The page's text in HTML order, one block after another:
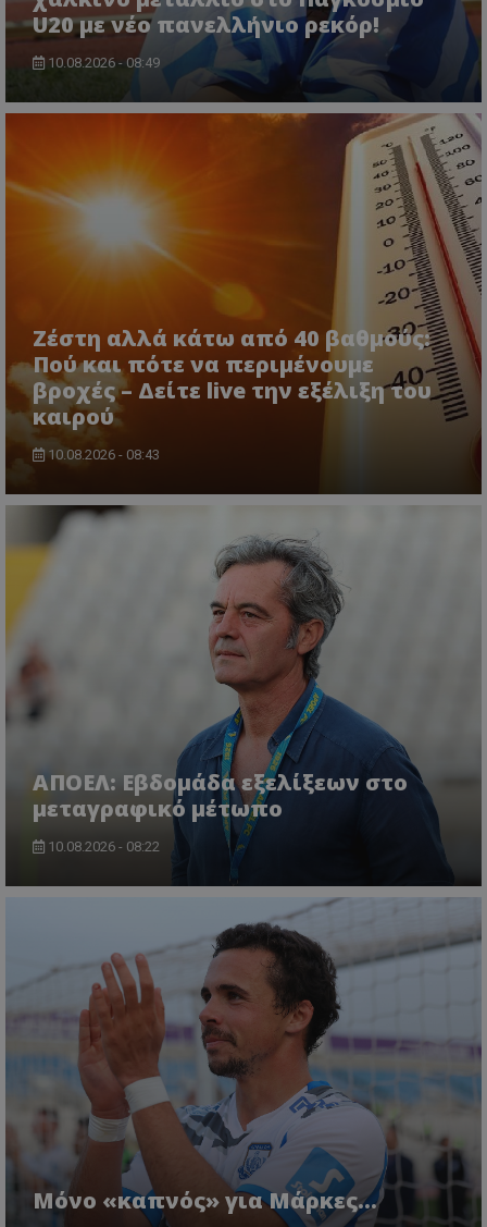
U20 με νέο πανελλήνιο ρεκόρ!
10.08.2026 - 08:49
Ζέστη αλλά κάτω από 40 βαθμούς:
Πού και πότε να περιμένουμε
βροχές – Δείτε live την εξέλιξη του
καιρού
10.08.2026 - 08:43
ΑΠΟΕΛ: Εβδομάδα εξελίξεων στο
μεταγραφικό μέτωπο
10.08.2026 - 08:22
Μόνο «καπνός» για Μάρκες…